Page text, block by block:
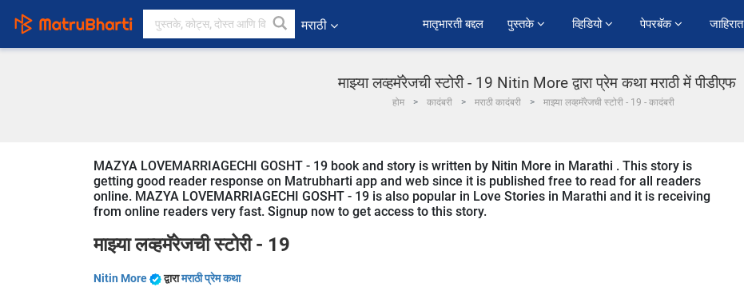
मराठी ﻿मातृभारती बद्दल पुस्तके व्हिडियो पेपरबॅक जाहिरात
माझ्या लव्हमॅरेजची स्टोरी - 19 Nitin More द्वारा प्रेम कथा मराठी में पीडीएफ
होम कादंबरी मराठी कादंबरी माझ्या लव्हमॅरेजची स्टोरी - 19 - कादंबरी
MAZYA LOVEMARRIAGECHI GOSHT - 19 book and story is written by Nitin More in Marathi . This story is
getting good reader response on Matrubharti app and web since it is published free to read for all readers
online. MAZYA LOVEMARRIAGECHI GOSHT - 19 is also popular in Love Stories in Marathi and it is receiving
from online readers very fast. Signup now to get access to this story.
माझ्या लव्हमॅरेजची स्टोरी - 19
Nitin More द्वारामराठी प्रेम कथा